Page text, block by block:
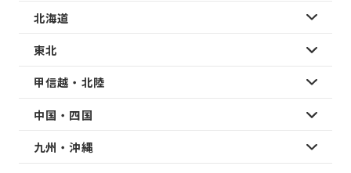
北海道
東北
甲信越・北陸
中国・四国
九州・沖縄